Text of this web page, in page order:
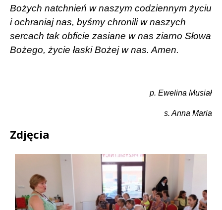
Bożych natchnień w naszym codziennym życiu
i ochraniaj nas, byśmy chronili w naszych
sercach tak obficie zasiane w nas ziarno Słowa
Bożego, życie łaski Bożej w nas. Amen.
p. Ewelina Musiał
s. Anna Maria
Zdjęcia